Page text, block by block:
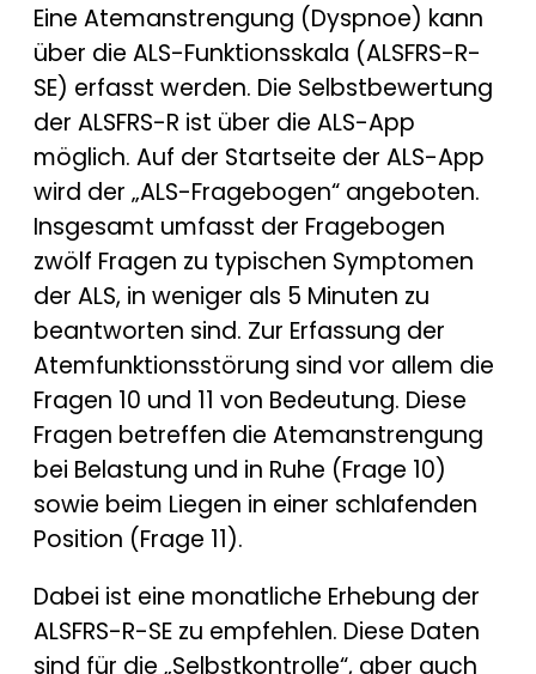
Eine Atemanstrengung (Dyspnoe) kann
über die ALS-Funktionsskala (ALSFRS-R-
SE) erfasst werden. Die Selbstbewertung
der ALSFRS-R ist über die ALS-App
möglich. Auf der Startseite der ALS-App
wird der „ALS-Fragebogen“ angeboten.
Insgesamt umfasst der Fragebogen
zwölf Fragen zu typischen Symptomen
der ALS, in weniger als 5 Minuten zu
beantworten sind. Zur Erfassung der
Atemfunktionsstörung sind vor allem die
Fragen 10 und 11 von Bedeutung. Diese
Fragen betreffen die Atemanstrengung
bei Belastung und in Ruhe (Frage 10)
sowie beim Liegen in einer schlafenden
Position (Frage 11).
Dabei ist eine monatliche Erhebung der
ALSFRS-R-SE zu empfehlen. Diese Daten
sind für die „Selbstkontrolle“, aber auch